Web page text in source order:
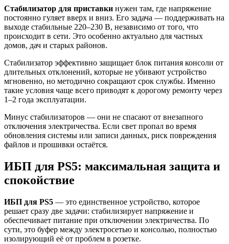
Стабилизатор для приставки нужен там, где напряжение
постоянно гуляет вверх и вниз. Его задача — поддерживать на
выходе стабильные 220–230 В, независимо от того, что
происходит в сети. Это особенно актуально для частных
домов, дач и старых районов.
Стабилизатор эффективно защищает блок питания консоли от
длительных отклонений, которые не убивают устройство
мгновенно, но методично сокращают срок службы. Именно
такие условия чаще всего приводят к дорогому ремонту через
1–2 года эксплуатации.
Минус стабилизаторов — они не спасают от внезапного
отключения электричества. Если свет пропал во время
обновления системы или записи данных, риск повреждения
файлов и прошивки остаётся.
ИБП для PS5: максимальная защита и
спокойствие
ИБП для PS5 — это единственное устройство, которое
решает сразу две задачи: стабилизирует напряжение и
обеспечивает питание при отключении электричества. По
сути, это буфер между электросетью и консолью, полностью
изолирующий её от проблем в розетке.